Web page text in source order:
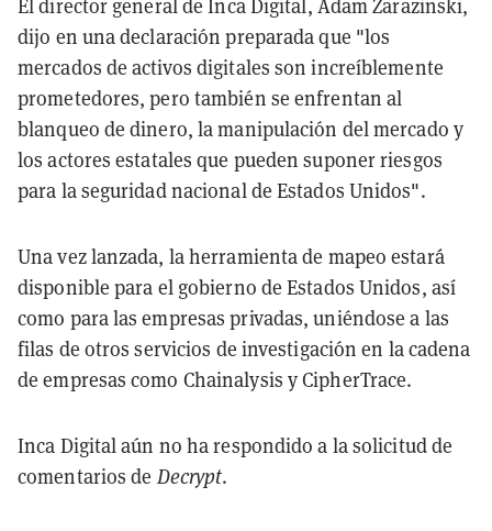
El director general de Inca Digital, Adam Zarazinski,
dijo en una declaración preparada que "los
mercados de activos digitales son increíblemente
prometedores, pero también se enfrentan al
blanqueo de dinero, la manipulación del mercado y
los actores estatales que pueden suponer riesgos
para la seguridad nacional de Estados Unidos".
Una vez lanzada, la herramienta de mapeo estará
disponible para el gobierno de Estados Unidos, así
como para las empresas privadas, uniéndose a las
filas de otros servicios de investigación en la cadena
de empresas como Chainalysis y CipherTrace.
Inca Digital aún no ha respondido a la solicitud de
comentarios de Decrypt.